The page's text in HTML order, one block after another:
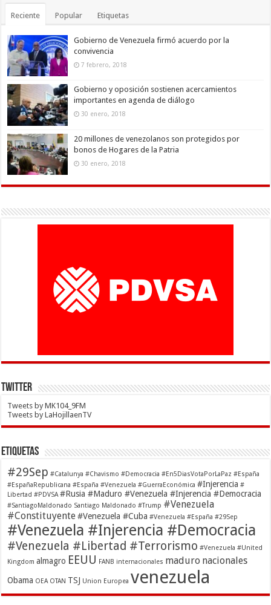
Reciente Popular Etiquetas
Gobierno de Venezuela firmó acuerdo por la
convivencia
7 febrero, 2018
Gobierno y oposición sostienen acercamientos
importantes en agenda de diálogo
30 enero, 2018
20 millones de venezolanos son protegidos por
bonos de Hogares de la Patria
30 enero, 2018
Twitter
Tweets by MK104_9FM
Tweets by LaHojillaenTV
Etiquetas
#29Sep #Catalunya #Chavismo #Democracia #En5DiasVotaPorLaPaz #España
#EspañaRepublicana #España #Venezuela #GuerraEconómica #Injerencia #
Libertad #PDVSA #Rusia #Maduro #Venezuela #Injerencia #Democracia
#SantiagoMaldonado Santiago Maldonado #Trump #Venezuela
#Constituyente #Venezuela #Cuba #Venezuela #España #29Sep
#Venezuela #Injerencia #Democracia
#Venezuela #Libertad #Terrorismo #Venezuela #United
Kingdom almagro EEUU FANB internacionales maduro nacionales
Obama OEA OTAN TSJ Union Europea venezuela